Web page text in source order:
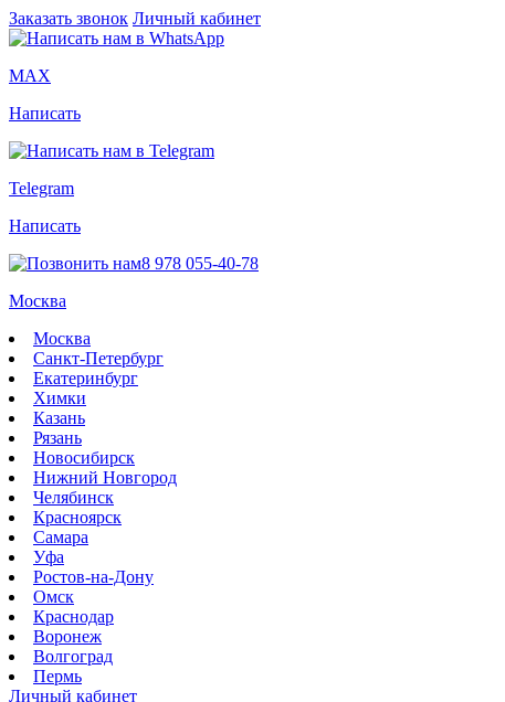
Заказать звонок Личный кабинет
MAX
Написать
Telegram
Написать
8 978 055-40-78
Москва
Москва
Санкт-Петербург
Екатеринбург
Химки
Казань
Рязань
Новосибирск
Нижний Новгород
Челябинск
Красноярск
Самара
Уфа
Ростов-на-Дону
Омск
Краснодар
Воронеж
Волгоград
Пермь
Личный кабинет